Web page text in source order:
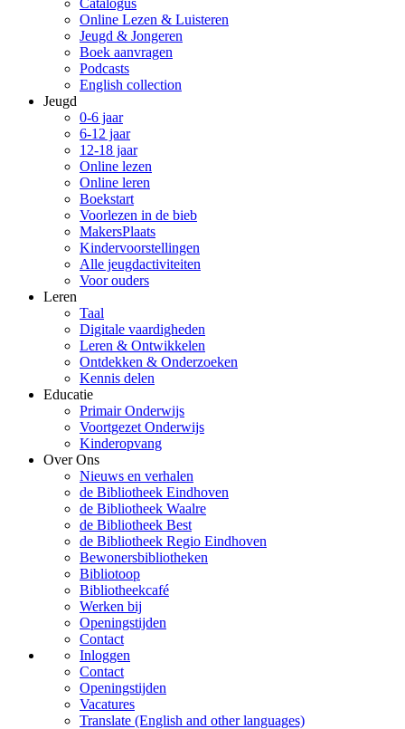
Catalogus
Online Lezen & Luisteren
Jeugd & Jongeren
Boek aanvragen
Podcasts
English collection
Jeugd
0-6 jaar
6-12 jaar
12-18 jaar
Online lezen
Online leren
Boekstart
Voorlezen in de bieb
MakersPlaats
Kindervoorstellingen
Alle jeugdactiviteiten
Voor ouders
Leren
Taal
Digitale vaardigheden
Leren & Ontwikkelen
Ontdekken & Onderzoeken
Kennis delen
Educatie
Primair Onderwijs
Voortgezet Onderwijs
Kinderopvang
Over Ons
Nieuws en verhalen
de Bibliotheek Eindhoven
de Bibliotheek Waalre
de Bibliotheek Best
de Bibliotheek Regio Eindhoven
Bewonersbibliotheken
Bibliotoop
Bibliotheekcafé
Werken bij
Openingstijden
Contact
Inloggen
Contact
Openingstijden
Vacatures
Translate (English and other languages)